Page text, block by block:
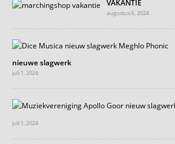
VAKANTIE
augustus 6, 2024
nieuwe slagwerk
juli 1, 2024
juli 1, 2024